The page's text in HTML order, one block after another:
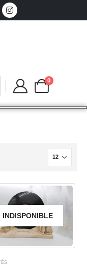
0
INDISPONIBLE